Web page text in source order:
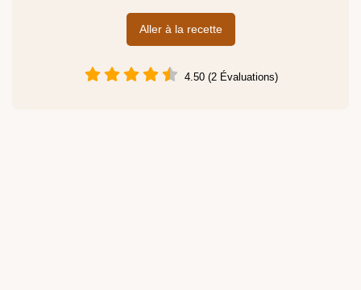
Aller à la recette
4.50 (2 Évaluations)